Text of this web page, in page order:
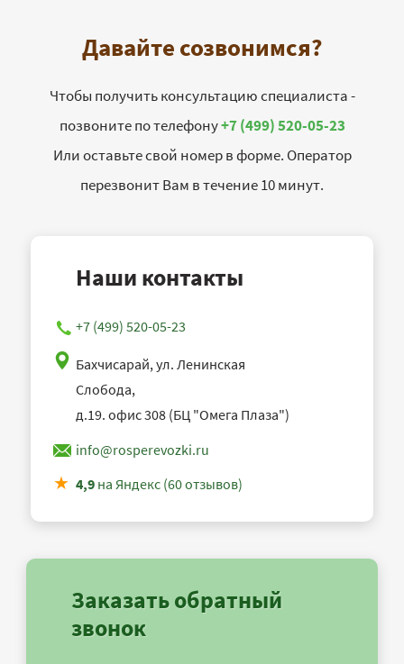
Давайте созвонимся?
Чтобы получить консультацию специалиста -
позвоните по телефону+7 (499) 520-05-23
Или оставьте свой номер в форме. Оператор
перезвонит Вам в течение 10 минут.
Наши контакты
+7 (499) 520-05-23
Бахчисарай, ул. Ленинская
Слобода,
д.19. офис 308 (БЦ "Омега Плаза")
info@rosperevozki.ru
4,9 на Яндекс (60 отзывов)
Заказать обратный
звонок